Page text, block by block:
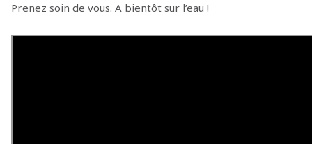
Prenez soin de vous. A bientôt sur l’eau !